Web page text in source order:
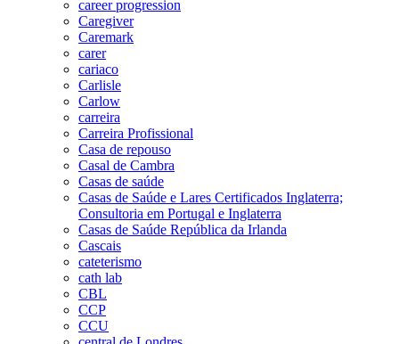
career progression
Caregiver
Caremark
carer
cariaco
Carlisle
Carlow
carreira
Carreira Profissional
Casa de repouso
Casal de Cambra
Casas de saúde
Casas de Saúde e Lares Certificados Inglaterra;
Consultoria em Portugal e Inglaterra
Casas de Saúde República da Irlanda
Cascais
cateterismo
cath lab
CBL
CCP
CCU